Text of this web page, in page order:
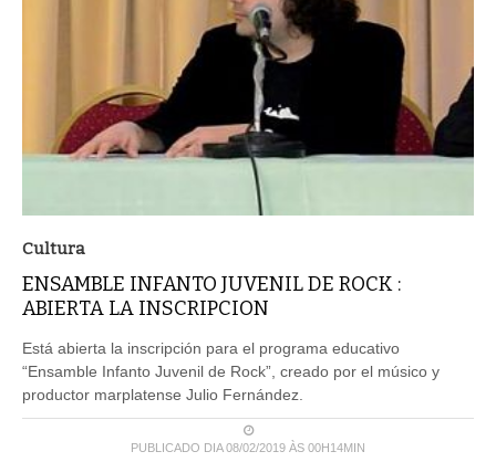
Cultura
ENSAMBLE INFANTO JUVENIL DE ROCK :
ABIERTA LA INSCRIPCION
Está abierta la inscripción para el programa educativo
“Ensamble Infanto Juvenil de Rock”, creado por el músico y
productor marplatense Julio Fernández.
PUBLICADO DIA 08/02/2019 ÀS 00H14MIN